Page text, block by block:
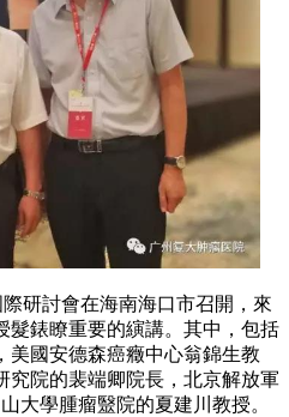
研討會在海南海口市召開，來
髮錶瞭重要的縯講。其中，包括
美國安德森癌癥中心翁錦生教
究院的裴端卿院長，北京解放軍
大學腫瘤毉院的夏建川教授。